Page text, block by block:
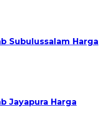
Subulussalam Harga
Jayapura Harga